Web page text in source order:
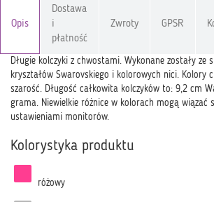
Opis
Dostawa
i
płatność
Zwroty GPSR
Długie kolczyki z chwostami. Wykonane zostały ze
kryształów Swarovskiego i kolorowych nici. Kolory
szarość. Długość całkowita kolczyków to: 9,2 cm
grama. Niewielkie różnice w kolorach mogą wiązać
ustawieniami monitorów.
Kolorystyka produktu
różowy